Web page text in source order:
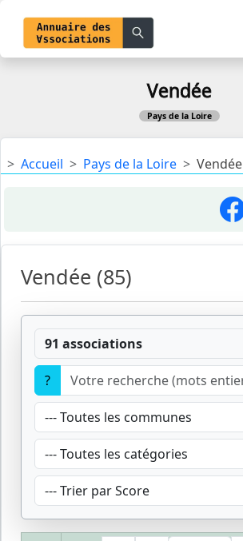
Vendée
Pays de la Loire
Accueil Pays de la Loire Vendée
Vendée (85)
91 associations
?